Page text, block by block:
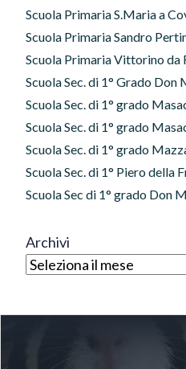
Scuola Primaria S.Maria a
Scuola Primaria Sandro
Scuola Primaria Vittorino da
Scuola Sec. di 1° Grado Don
Scuola Sec. di 1° grado
Scuola Sec. di 1° grado
Scuola Sec. di 1° grado
Scuola Sec. di 1° Piero della
Scuola Sec di 1° grado Don
Archivi